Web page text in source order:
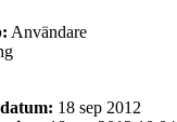
Användare
18 sep 2012